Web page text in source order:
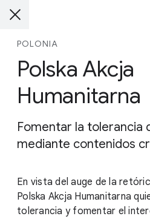
POLONIA
Polska Akcja
Humanitarna
Fomentar la tolerancia
mediante contenidos
En vista del auge de la
Polska Akcja Humanitarna
tolerancia y fomentar el